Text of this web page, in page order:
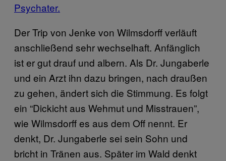
Psychater.
Der Trip von Jenke von Wilmsdorff verläuft
anschließend sehr wechselhaft. Anfänglich
ist er gut drauf und albern. Als Dr. Jungaberle
und ein Arzt ihn dazu bringen, nach draußen
zu gehen, ändert sich die Stimmung. Es folgt
ein “Dickicht aus Wehmut und Misstrauen”,
wie Wilmsdorff es aus dem Off nennt. Er
denkt, Dr. Jungaberle sei sein Sohn und
bricht in Tränen aus. Später im Wald denkt